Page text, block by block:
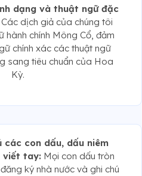
dạng và thuật ngữ đặc
Các dịch giả của chúng tôi
hành chính Mông Cổ, đảm
chính xác các thuật ngữ
sang tiêu chuẩn của Hoa
Kỳ.
các con dấu, dấu niêm
viết tay: Mọi con dấu tròn
ký nhà nước và ghi chú